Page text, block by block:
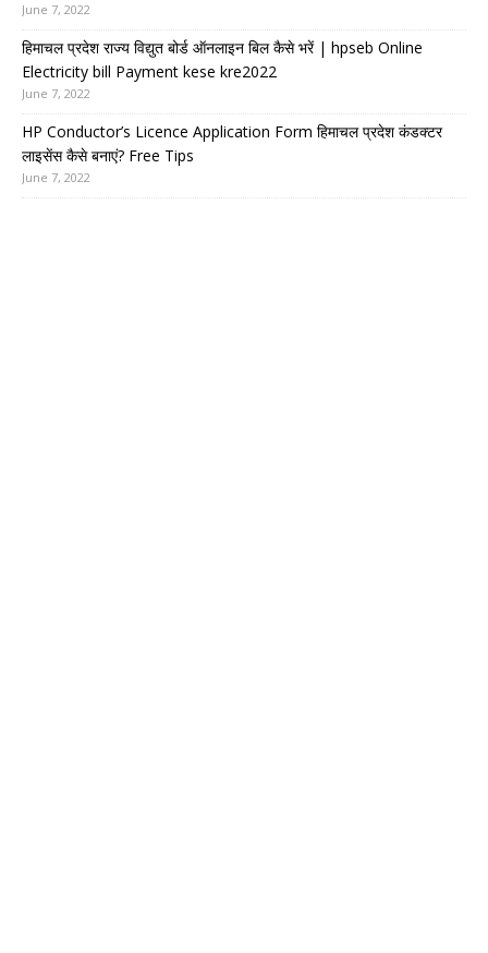
June 7, 2022
हिमाचल प्रदेश राज्य विद्युत बोर्ड ऑनलाइन बिल कैसे भरें | hpseb Online
Electricity bill Payment kese kre2022
June 7, 2022
HP Conductor’s Licence Application Form हिमाचल प्रदेश कंडक्टर
लाइसेंस कैसे बनाएं? Free Tips
June 7, 2022